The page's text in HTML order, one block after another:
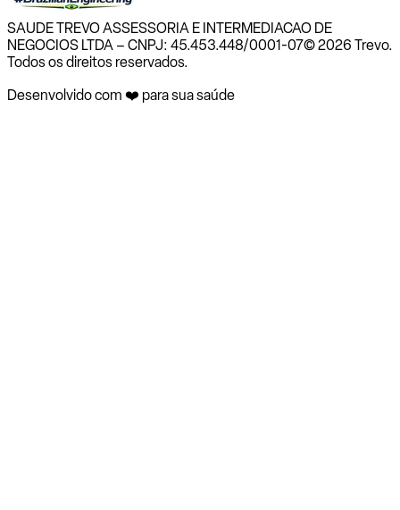
SAUDE TREVO ASSESSORIA E INTERMEDIACAO DE
NEGOCIOS LTDA – CNPJ: 45.453.448/0001-07© 2026 Trevo.
Todos os direitos reservados.
Desenvolvido com ❤️ para sua saúde